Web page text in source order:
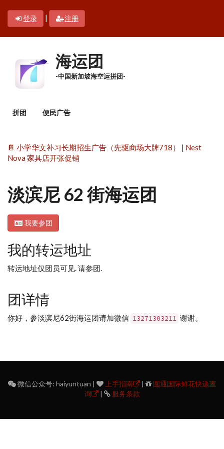
登录 | 注册
海运团
-中国新加坡海空运拼团-
主菜单
拼团 便民广告
📔 小学华文补习长期招生广告（先驱商场大牌718） | Nest
Nova 家具店开张促销
淡滨尼 62 街海运团
我要参团
我的转运地址
转运地址仅团员可见. 请参团.
团详情
你好，参淡滨尼62街海运团请加微信 13271303211 谢谢。
微信公众号: haiyuntuan | 上手指南 |
圆通国际鲜花快递查
询
| 服务条款